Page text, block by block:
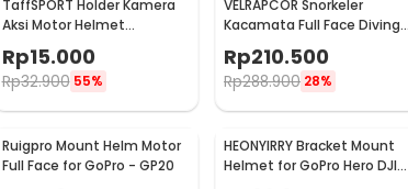
TaffSPORT Holder Kamera
Aksi Motor Helmet
Holder - JSP47
Rp15.000
Rp32.900 55%
VELRAPCOR Snorkeler
Kacamata Full Face Diving
Rp210.500
Rp288.900 28%
Ruigpro Mount Helm Motor
Full Face for GoPro - GP20
HEONYIRRY Bracket Mount
Helmet for GoPro Hero DJI
Action Camera - HE11